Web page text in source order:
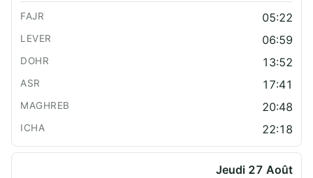
05:22
06:59
13:52
17:41
20:48
22:18
Jeudi 27 Août